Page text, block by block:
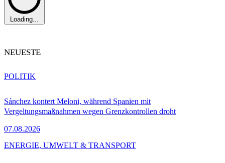
Loading...
NEUESTE
Sánchez kontert Meloni, während Spanien mit
Vergeltungsmaßnahmen wegen Grenzkontrollen droht
07.08.2026
POLITIK
ENERGIE, UMWELT & TRANSPORT